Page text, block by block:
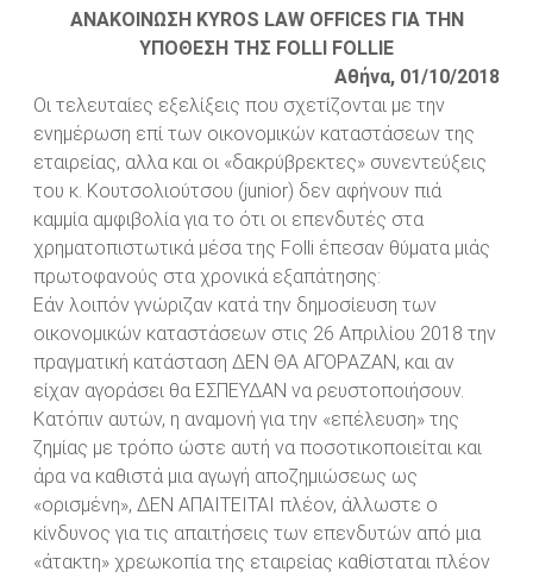
ΑΝΑΚΟΙΝΩΣΗ KYROS LAW OFFICES ΓΙΑ ΤΗΝ
ΥΠΟΘΕΣΗ ΤΗΣ FOLLI FOLLIE
Αθήνα, 01/10/2018
Οι τελευταίες εξελίξεις που σχετίζονται με την
ενημέρωση επί των οικονομικών καταστάσεων της
εταιρείας, αλλα και οι «δακρύβρεκτες» συνεντεύξεις
του κ. Κουτσολιούτσου (junior) δεν αφήνουν πιά
καμμία αμφιβολία για το ότι οι επενδυτές στα
χρηματοπιστωτικά μέσα της Folli έπεσαν θύματα μιάς
πρωτοφανούς στα χρονικά εξαπάτησης:
Εάν λοιπόν γνώριζαν κατά την δημοσίευση των
οικονομικών καταστάσεων στις 26 Απριλίου 2018 την
πραγματική κατάσταση ΔΕΝ ΘΑ ΑΓΟΡΑΖΑΝ, και αν
είχαν αγοράσει θα ΕΣΠΕΥΔΑΝ να ρευστοποιήσουν.
Κατόπιν αυτών, η αναμονή για την «επέλευση» της
ζημίας με τρόπο ώστε αυτή να ποσοτικοποιείται και
άρα να καθιστά μια αγωγή αποζημιώσεως ως
«ορισμένη», ΔΕΝ ΑΠΑΙΤΕΙΤΑΙ πλέον, άλλωστε ο
κίνδυνος για τις απαιτήσεις των επενδυτών από μια
«άτακτη» χρεωκοπία της εταιρείας καθίσταται πλέον